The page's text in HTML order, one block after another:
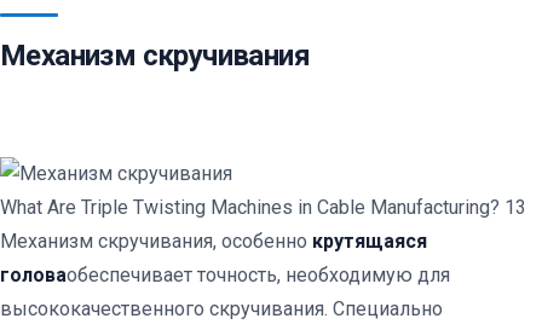
Механизм скручивания
What Are Triple Twisting Machines in Cable Manufacturing? 13
Механизм скручивания, особенно крутящаяся
головаобеспечивает точность, необходимую для
высококачественного скручивания. Специально